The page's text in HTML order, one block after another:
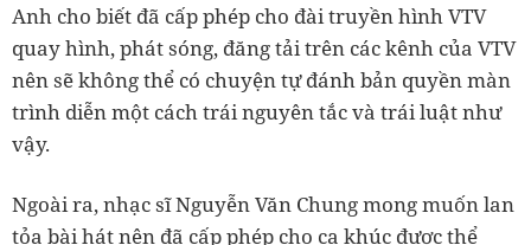
Anh cho biết đã cấp phép cho đài truyền hình VTV
quay hình, phát sóng, đăng tải trên các kênh của VTV
nên sẽ không thể có chuyện tự đánh bản quyền màn
trình diễn một cách trái nguyên tắc và trái luật như
vậy.
Ngoài ra, nhạc sĩ Nguyễn Văn Chung mong muốn lan
tỏa bài hát nên đã cấp phép cho ca khúc được thể